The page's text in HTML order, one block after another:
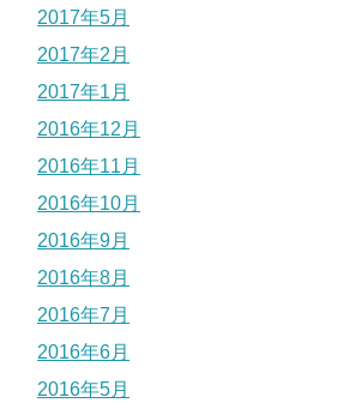
2017年5月
2017年2月
2017年1月
2016年12月
2016年11月
2016年10月
2016年9月
2016年8月
2016年7月
2016年6月
2016年5月